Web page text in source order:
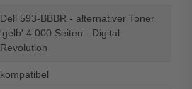
Dell 593-BBBR - alternativer Toner
'gelb' 4.000 Seiten - Digital
Revolution
kompatibel